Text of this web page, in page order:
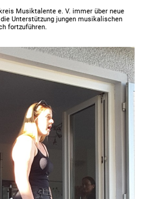
Musiktalente e. V. immer über neue
Unterstützung jungen musikalischen
fortzuführen.